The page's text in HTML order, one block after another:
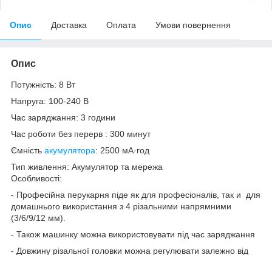
Опис Доставка Оплата Умови повернення
Опис
Потужність: 8 Вт
Напруга: 100-240 В
Час заряджання: 3 години
Час роботи без перерв : 300 минут
Ємність акумулятора: 2500 мА·год
Тип живлення: Акумулятор та мережа
Особливості:
- Професійна перукарня піде як для професіоналів, так и для
домашнього використання з 4 різальними напрямними
(3/6/9/12 мм).
- Також машинку можна використовувати під час заряджання
- Довжину різальної головки можна регулювати залежно від